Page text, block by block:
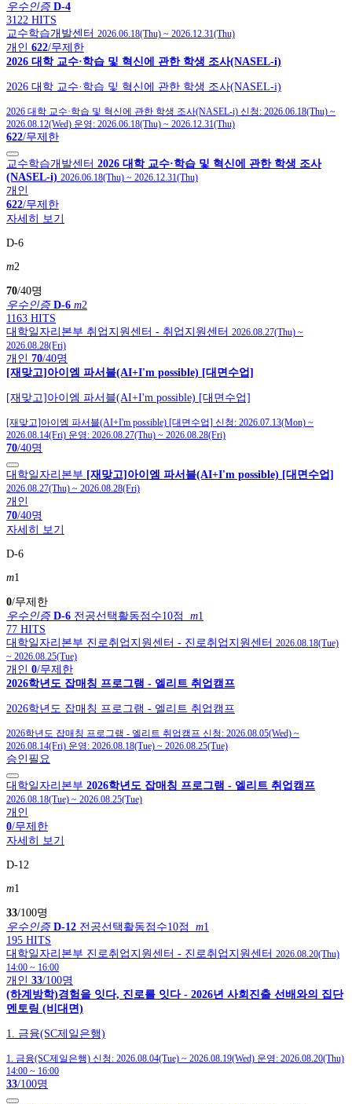
우수인증 D-4
3122 HITS
교수학습개발센터 2026.06.18(Thu) ~ 2026.12.31(Thu)
개인 622/무제한
2026 대학 교수·학습 및 혁신에 관한 학생 조사(NASEL-i)
2026 대학 교수·학습 및 혁신에 관한 학생 조사(NASEL-i)
2026 대학 교수·학습 및 혁신에 관한 학생 조사(NASEL-i) 신청: 2026.06.18(Thu) ~
2026.08.12(Wed) 운영: 2026.06.18(Thu) ~ 2026.12.31(Thu)
622/무제한
교수학습개발센터 2026 대학 교수·학습 및 혁신에 관한 학생 조사
(NASEL-i) 2026.06.18(Thu) ~ 2026.12.31(Thu)
개인
622/무제한
자세히 보기
D-6
m2
70/40명
우수인증 D-6 m2
1163 HITS
대학일자리본부 취업지원센터 - 취업지원센터 2026.08.27(Thu) ~
2026.08.28(Fri)
개인 70/40명
[재맞고]아이엠 파서블(AI+I'm possible) [대면수업]
[재맞고]아이엠 파서블(AI+I'm possible) [대면수업]
[재맞고]아이엠 파서블(AI+I'm possible) [대면수업] 신청: 2026.07.13(Mon) ~
2026.08.14(Fri) 운영: 2026.08.27(Thu) ~ 2026.08.28(Fri)
70/40명
대학일자리본부 [재맞고]아이엠 파서블(AI+I'm possible) [대면수업]
2026.08.27(Thu) ~ 2026.08.28(Fri)
개인
70/40명
자세히 보기
D-6
m1
0/무제한
우수인증 D-6 전공선택활동점수10점 m1
77 HITS
대학일자리본부 진로취업지원센터 - 진로취업지원센터 2026.08.18(Tue)
~ 2026.08.25(Tue)
개인 0/무제한
2026학년도 잡매칭 프로그램 - 엘리트 취업캠프
2026학년도 잡매칭 프로그램 - 엘리트 취업캠프
2026학년도 잡매칭 프로그램 - 엘리트 취업캠프 신청: 2026.08.05(Wed) ~
2026.08.14(Fri) 운영: 2026.08.18(Tue) ~ 2026.08.25(Tue)
승인필요
대학일자리본부 2026학년도 잡매칭 프로그램 - 엘리트 취업캠프
2026.08.18(Tue) ~ 2026.08.25(Tue)
개인
0/무제한
자세히 보기
D-12
m1
33/100명
우수인증 D-12 전공선택활동점수10점 m1
195 HITS
대학일자리본부 진로취업지원센터 - 진로취업지원센터 2026.08.20(Thu)
14:00 ~ 16:00
개인 33/100명
(하계방학)경험을 잇다, 진로를 잇다 - 2026년 사회진출 선배와의 집단
멘토링 (비대면)
1. 금융(SC제일은행)
1. 금융(SC제일은행) 신청: 2026.08.04(Tue) ~ 2026.08.19(Wed) 운영: 2026.08.20(Thu)
14:00 ~ 16:00
33/100명